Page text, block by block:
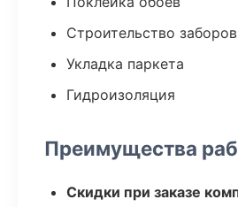
Строительство заборов
Укладка паркета
Гидроизоляция
Преимущества
Скидки при заказе